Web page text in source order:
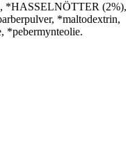
*HASSELNÖTTER (2%),
*maltodextrin,
*pebermynteolie.